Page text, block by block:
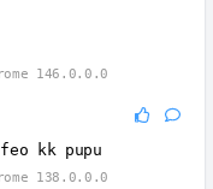
146.0.0.0
kk pupu
138.0.0.0